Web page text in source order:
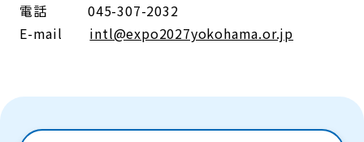
電話 045-307-2032
E-mail intl@expo2027yokohama.or.jp